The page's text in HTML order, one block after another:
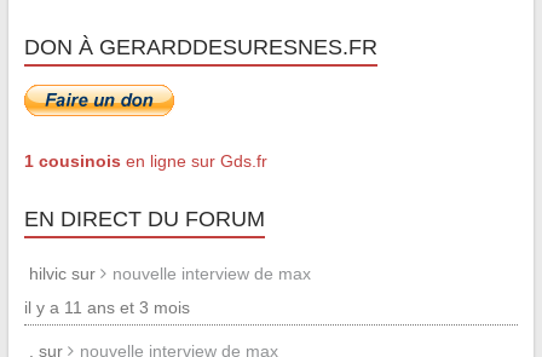
DON À GERARDDESURESNES.FR
1 cousinois en ligne sur Gds.fr
EN DIRECT DU FORUM
hilvic sur
nouvelle interview de max
il y a 11 ans et 3 mois
. sur nouvelle interview de max